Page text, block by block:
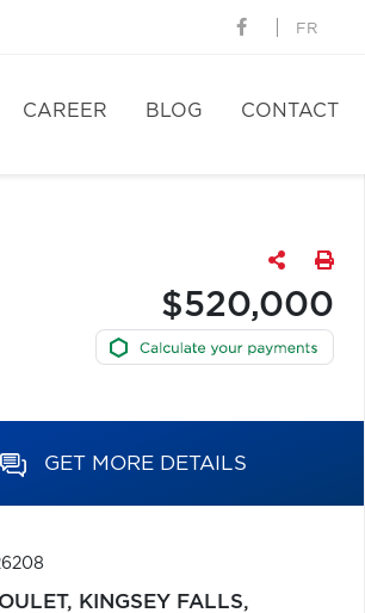
FR
CAREER BLOG CONTACT
$520,000
GET MORE DETAILS
KINGSEY FALLS,